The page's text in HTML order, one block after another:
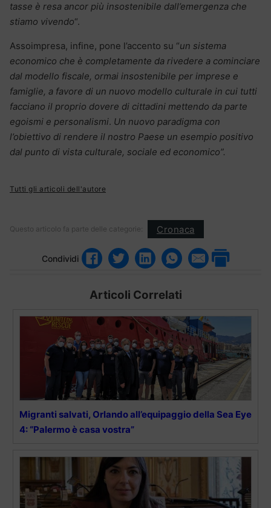
tasse è resa ancor più insostenibile dall’emergenza che
stiamo vivendo“.
Assoimpresa, infine, pone l’accento su “un sistema
economico che è completamente da rivedere a cominciare
dal modello fiscale, ormai insostenibile per imprese e
famiglie, a favore di un nuovo modello culturale in cui tutti
facciano il proprio dovere di cittadini mettendo da parte
egoismi e personalismi. Un nuovo paradigma con
l’obiettivo di rendere il nostro Paese un esempio positivo
dal punto di vista culturale, sociale ed economico”.
Tutti gli articoli dell'autore
Questo articolo fa parte delle categorie: Cronaca
Condividi
Articoli Correlati
Migranti salvati, Orlando all’equipaggio della Sea Eye
4: “Palermo è casa vostra”